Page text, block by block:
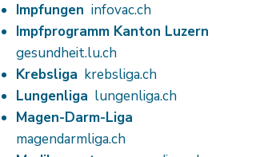
Impfungen infovac.ch
Impfprogramm Kanton Luzern
gesundheit.lu.ch
Krebsliga krebsliga.ch
Lungenliga lungenliga.ch
Magen-Darm-Liga
magendarmliga.ch